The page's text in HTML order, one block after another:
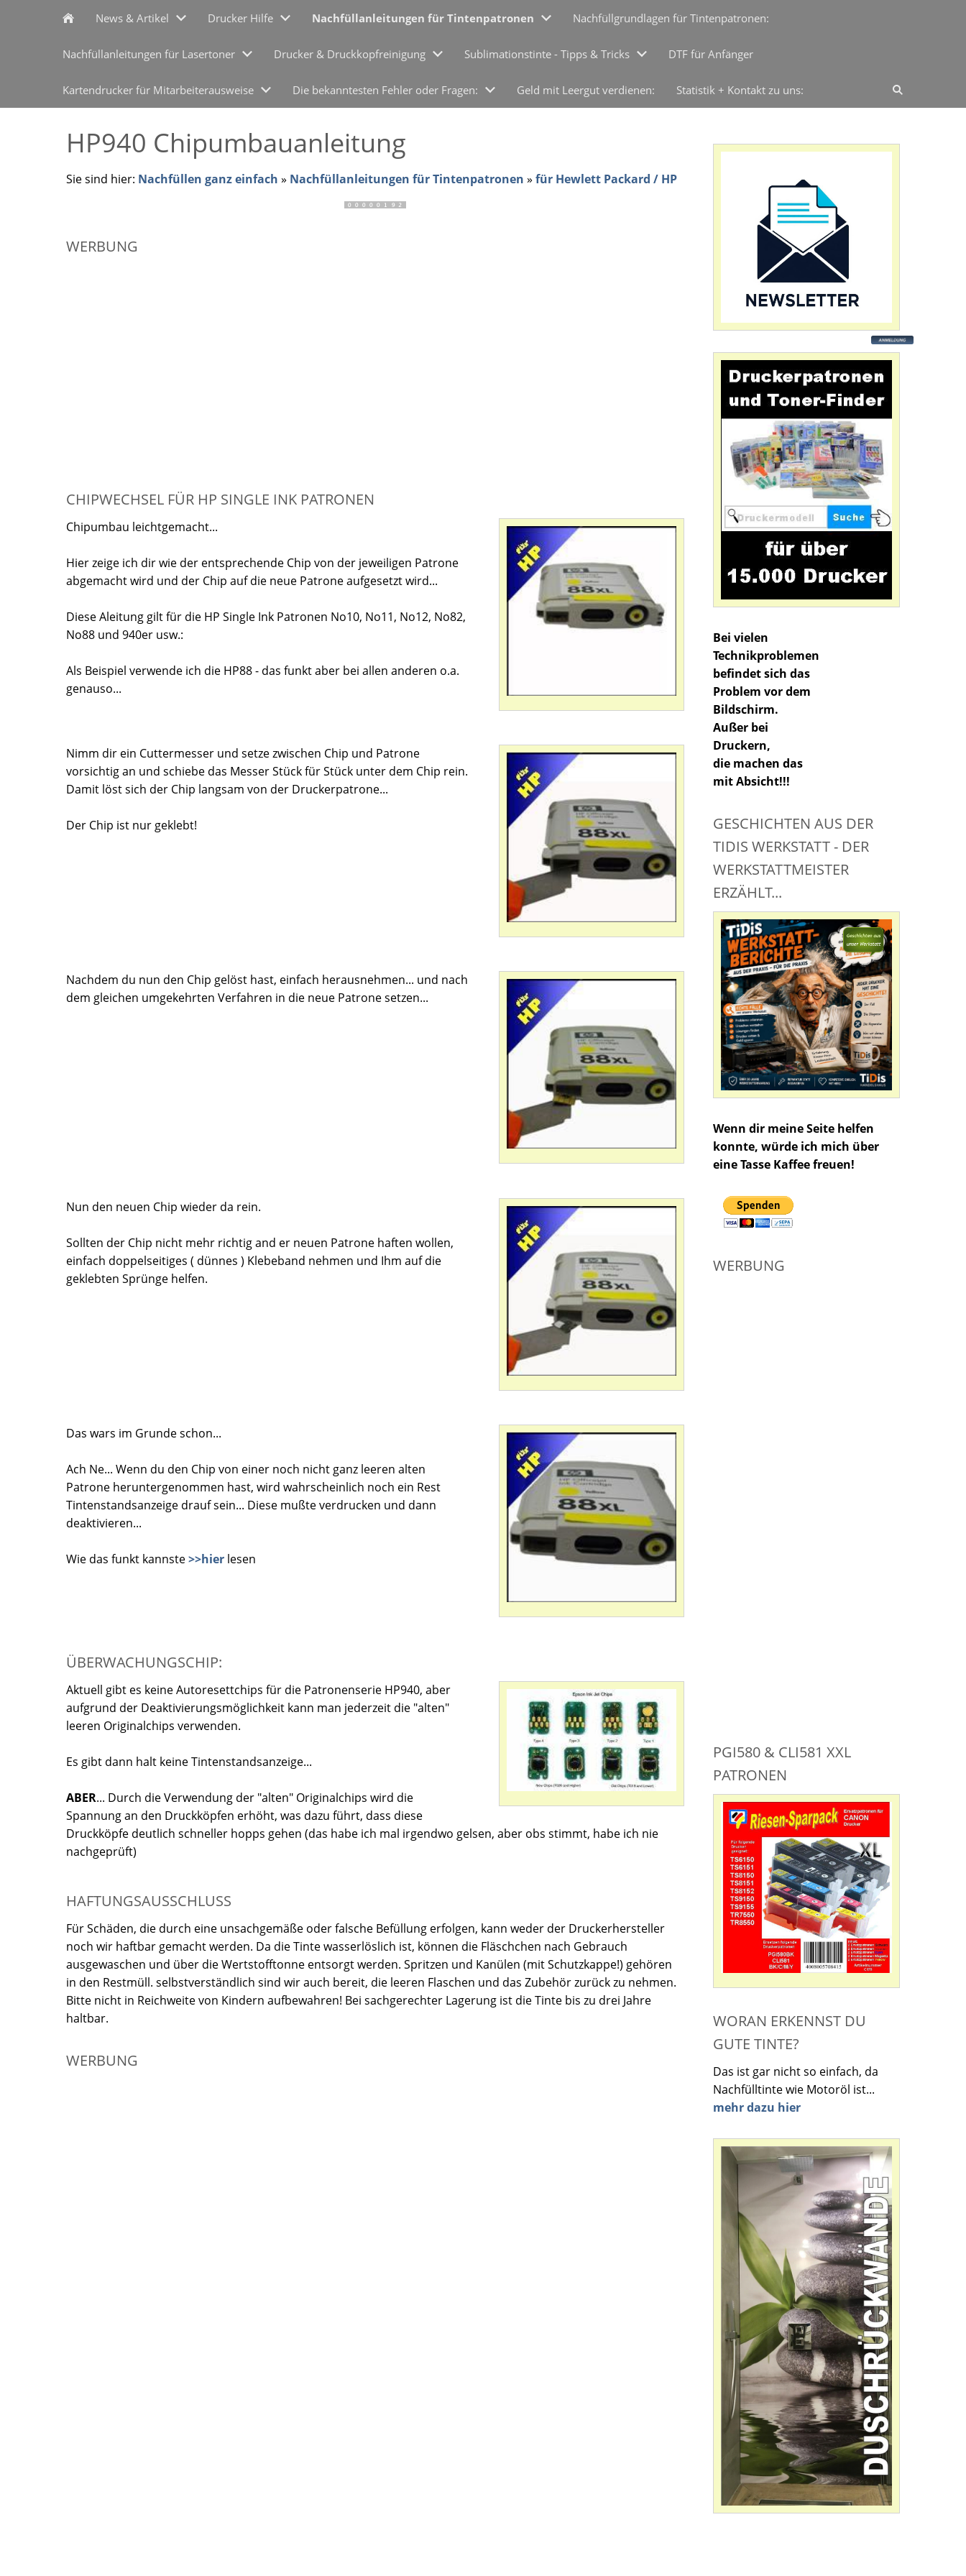
News & Artikel Drucker Hilfe Nachfüllanleitungen für Tintenpatronen Nachfüllgrundlagen für Tintenpatronen:
Nachfüllanleitungen für Lasertoner Drucker & Druckkopfreinigung Sublimationstinte - Tipps & Tricks DTF für Anfänger
Kartendrucker für Mitarbeiterausweise Die bekanntesten Fehler oder Fragen: Geld mit Leergut verdienen: Statistik + Kontakt zu uns:
HP940 Chipumbauanleitung
Sie sind hier: Nachfüllen ganz einfach » Nachfüllanleitungen für Tintenpatronen » für Hewlett Packard / HP
WERBUNG
CHIPWECHSEL FÜR HP SINGLE INK PATRONEN
Chipumbau leichtgemacht...
Hier zeige ich dir wie der entsprechende Chip von der jeweiligen Patrone
abgemacht wird und der Chip auf die neue Patrone aufgesetzt wird...
Diese Aleitung gilt für die HP Single Ink Patronen No10, No11, No12, No82,
No88 und 940er usw.:
Als Beispiel verwende ich die HP88 - das funkt aber bei allen anderen o.a.
genauso...
Nimm dir ein Cuttermesser und setze zwischen Chip und Patrone
vorsichtig an und schiebe das Messer Stück für Stück unter dem Chip rein.
Damit löst sich der Chip langsam von der Druckerpatrone...
Der Chip ist nur geklebt!
Nachdem du nun den Chip gelöst hast, einfach herausnehmen... und nach
dem gleichen umgekehrten Verfahren in die neue Patrone setzen...
Nun den neuen Chip wieder da rein.
Sollten der Chip nicht mehr richtig and er neuen Patrone haften wollen,
einfach doppelseitiges ( dünnes ) Klebeband nehmen und Ihm auf die
geklebten Sprünge helfen.
Das wars im Grunde schon...
Ach Ne... Wenn du den Chip von einer noch nicht ganz leeren alten
Patrone heruntergenommen hast, wird wahrscheinlich noch ein Rest
Tintenstandsanzeige drauf sein... Diese mußte verdrucken und dann
deaktivieren...
Wie das funkt kannste>>hier lesen
ÜBERWACHUNGSCHIP:
Aktuell gibt es keine Autoresettchips für die Patronenserie HP940, aber
aufgrund der Deaktivierungsmöglichkeit kann man jederzeit die "alten"
leeren Originalchips verwenden.
Es gibt dann halt keine Tintenstandsanzeige...
ABER... Durch die Verwendung der "alten" Originalchips wird die
Spannung an den Druckköpfen erhöht, was dazu führt, dass diese
Druckköpfe deutlich schneller hopps gehen (das habe ich mal irgendwo gelsen, aber obs stimmt, habe ich nie
nachgeprüft)
HAFTUNGSAUSSCHLUSS
Für Schäden, die durch eine unsachgemäße oder falsche Befüllung erfolgen, kann weder der Druckerhersteller
noch wir haftbar gemacht werden. Da die Tinte wasserlöslich ist, können die Fläschchen nach Gebrauch
ausgewaschen und über die Wertstofftonne entsorgt werden. Spritzen und Kanülen (mit Schutzkappe!) gehören
in den Restmüll. selbstverständlich sind wir auch bereit, die leeren Flaschen und das Zubehör zurück zu nehmen.
Bitte nicht in Reichweite von Kindern aufbewahren! Bei sachgerechter Lagerung ist die Tinte bis zu drei Jahre
haltbar.
WERBUNG
Bei vielen
Technikproblemen
befindet sich das
Problem vor dem
Bildschirm.
Außer bei
Druckern,
die machen das
mit Absicht!!!
GESCHICHTEN AUS DER
TIDIS WERKSTATT - DER
WERKSTATTMEISTER
ERZÄHLT...
Wenn dir meine Seite helfen
konnte, würde ich mich über
eine Tasse Kaffee freuen!
WERBUNG
PGI580 & CLI581 XXL
PATRONEN
WORAN ERKENNST DU
GUTE TINTE?
Das ist gar nicht so einfach, da
Nachfülltinte wie Motoröl ist...
mehr dazu hier